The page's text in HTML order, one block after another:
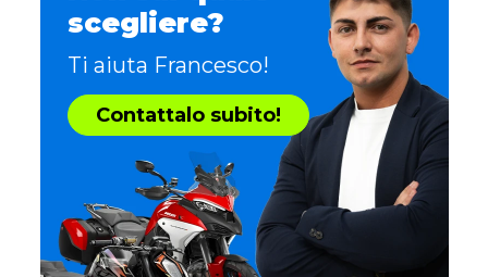
scegliere?
Ti aiuta Francesco!
Contattalo subito!